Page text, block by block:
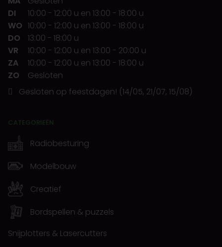
DI
10:00 - 12:00 u en 13:00 - 18:00 u
WO 10:00 - 12:00 u en 13:00 - 18:00 u
DO
13:00 - 18:00 u
VR
10:00 - 12:00 u en 13:00 - 20:00 u
ZA
10:00 - 12:00 u en 13:00 - 18:00 u
ZO
Gesloten
Gesloten op feestdagen! (14/05, 21/07, 15/08)
CATEGORIEËN
Radiobesturing
Modelbouw
Creatief
Bordspellen & puzzels
Snijplotters & Lasercutters